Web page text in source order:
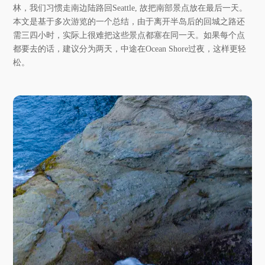
林，我们习惯走南边陆路回Seattle, 故把南部景点放在最后一天。
本文是基于多次游览的一个总结，由于离开半岛后的回城之路还
需三四小时，实际上很难把这些景点都塞在同一天。如果每个点
都要去的话，建议分为两天，中途在Ocean Shore过夜，这样更轻
松。